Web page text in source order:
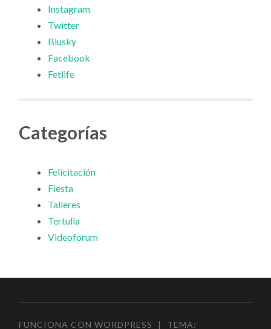
Instagram
Twitter
Blusky
Facebook
Fetlife
Categorías
Felicitación
Fiesta
Talleres
Tertulia
Videoforum
FUNCIONA CON WORDPRESS | TEMA: